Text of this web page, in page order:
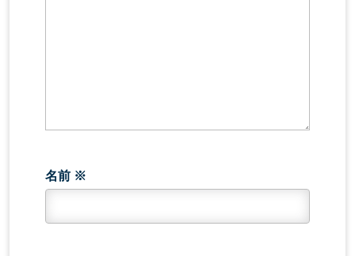
名前 ※